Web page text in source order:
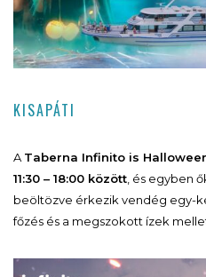
KISAPÁTI
A Taberna Infinito is
11:30 – 18:00 között , és egyben
beöltözve érkezik vendég egy-
főzés és a megszokott ízek